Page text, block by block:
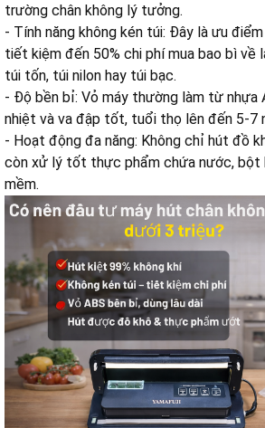
trường chân không lý tưởng.
- Tính năng không kén túi: Đây là ưu
tiết kiệm đến 50% chi phí mua bao bì về
túi tốn, túi nilon hay túi bạc.
- Độ bền bỉ: Vỏ máy thường làm từ nhựa
nhiệt và va đập tốt, tuổi thọ lên đến 5-7
- Hoạt động đa năng: Không chỉ hút đồ
còn xử lý tốt thực phẩm chứa nước, bột
mềm.